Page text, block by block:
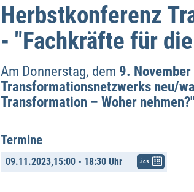
Herbstkonferenz
- "Fachkräfte für
Am Donnerstag, dem 9.
Transformationsnetzwerks neu/
Transformation – Woher nehmen?"
Termine
09.11.2023,15:00 - 18:30 Uhr .ics